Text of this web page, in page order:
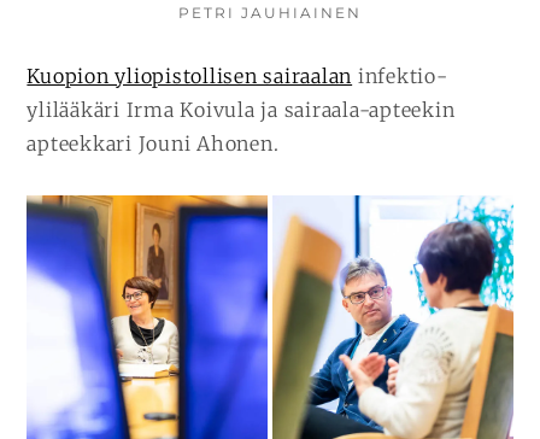
KIRJOITTAJA
PETRI JAUHIAINEN
Kuopion yliopistollisen sairaalan infektio-
ylilääkäri Irma Koivula ja sairaala-apteekin
apteekkari Jouni Ahonen.